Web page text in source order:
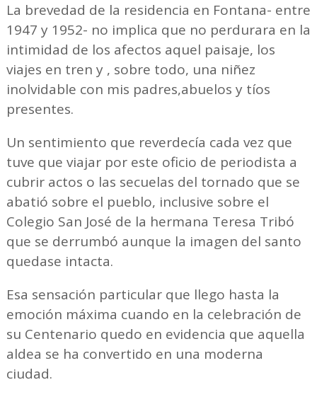
La brevedad de la residencia en Fontana- entre
1947 y 1952- no implica que no perdurara en la
intimidad de los afectos aquel paisaje, los
viajes en tren y , sobre todo, una niñez
inolvidable con mis padres,abuelos y tíos
presentes.
Un sentimiento que reverdecía cada vez que
tuve que viajar por este oficio de periodista a
cubrir actos o las secuelas del tornado que se
abatió sobre el pueblo, inclusive sobre el
Colegio San José de la hermana Teresa Tribó
que se derrumbó aunque la imagen del santo
quedase intacta.
Esa sensación particular que llego hasta la
emoción máxima cuando en la celebración de
su Centenario quedo en evidencia que aquella
aldea se ha convertido en una moderna
ciudad.